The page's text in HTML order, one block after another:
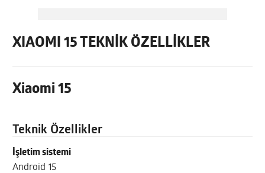
XIAOMI 15 TEKNİK ÖZELLİKLER
Xiaomi 15
Teknik Özellikler
İşletim sistemi
Android 15